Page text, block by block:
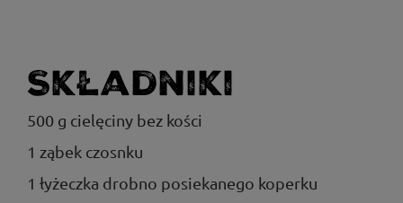
Składniki
500 g cielęciny bez kości
1 ząbek czosnku
1 łyżeczka drobno posiekanego koperku